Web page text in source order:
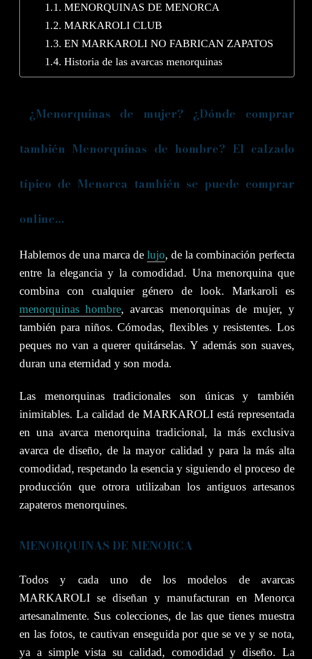
MENORQUINAS DE MENORCA
MARKAROLI CLUB
EN MARKAROLI NO FABRICAN ZAPATOS
Historia de las avarcas menorquinas
¿Menorquinas de mujer? ¿Dónde comprar
también Menorquinas de hombre? El calzado
típico de Menorca también se puede comprar
online…
Hablemos de una marca de lujo, de la combinación perfecta
entre la elegancia y la comodidad. Una menorquina que
combina con cualquier género de look. Markaroli es
menorquinas hombre, avarcas menorquinas de mujer, y
también para niños. Cómodas, flexibles y resistentes. Los
peques no van a querer quitárselas. Y además son suaves,
duran una eternidad y son moda.
Las menorquinas tradicionales son únicas y también
inimitables. La calidad de MARKAROLI está representada
en una avarca menorquina tradicional, la más exclusiva
avarca de diseño, de la mayor calidad y para la más alta
comodidad, respetando la esencia y siguiendo el proceso de
producción que otrora utilizaban los antiguos artesanos
zapateros menorquines.
MENORQUINAS DE MENORCA
Todos y cada uno de los modelos de avarcas
MARKAROLI se diseñan y manufacturan en Menorca
artesanalmente. Sus colecciones, de las que tienes muestra
en las fotos, te cautivan enseguida por que se ve y se nota,
ya a simple vista su calidad, comodidad y diseño. La